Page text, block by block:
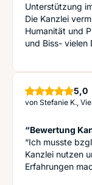
Unterstützung
Die Kanzlei
Humanität und
und Biss- vielen
5,0
von Stefanie K.,
“Bewertung
“Ich musste
Kanzlei nutzen
Erfahrungen